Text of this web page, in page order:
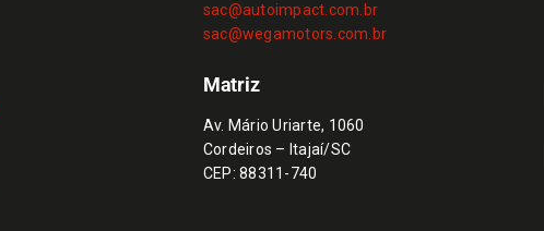
sac@autoimpact.com.br
sac@wegamotors.com.br
Matriz
Av. Mário Uriarte, 1060
Cordeiros – Itajaí/SC
CEP: 88311-740